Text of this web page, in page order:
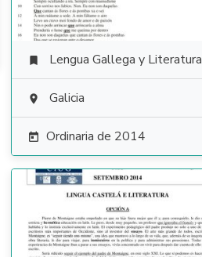
 Lengua Gallega y Literatura
 Galicia
 Ordinaria de 2014